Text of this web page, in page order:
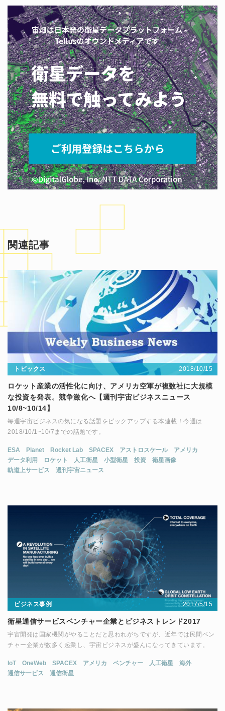
関連記事
トピックス 2018/10/15
ロケット産業の活性化に向け、アメリカ空軍が複数社に大規模
な投資を発表。競争激化へ【週刊宇宙ビジネスニュース
10/8~10/14】
毎週宇宙ビジネスの気になる話題をピックアップする本連載！今週は
2018/10/1~10/7までの話題です。
ESA Planet Rocket Lab SPACEX アストロスケール
アメリカ
データ利用
ロケット 人工衛星 小型衛星 投資
衛星画像
軌道上サービス
週刊宇宙ニュース
ビジネス事例 2017/5/15
衛星通信サービスベンチャー企業とビジネストレンド2017
宇宙開発は国家機関がやることだと思われがちですが、近年では民間ベン
チャー企業が数多く起業し、宇宙ビジネスが盛んになってきています。
IoT OneWeb SPACEX アメリカ ベンチャー 人工衛星
海外
通信サービス
通信衛星